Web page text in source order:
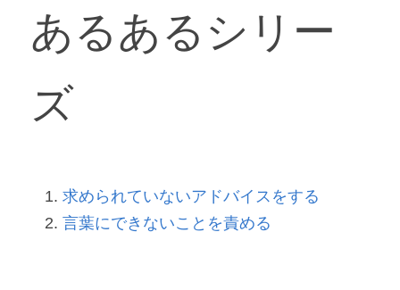
あるあるシリー
ズ
求められていないアドバイスをする
言葉にできないことを責める